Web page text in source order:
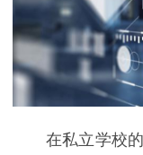
在私立学校的